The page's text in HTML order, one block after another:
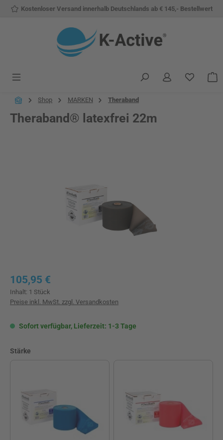
Zum Hauptinhalt springen
Kostenloser Versand innerhalb Deutschlands ab € 145,- Bestellwert
Du
Shop MARKEN Theraband
Theraband® latexfrei 22m
Regulärer Preis:
105,95 €
Inhalt: 1 Stück
Preise inkl. MwSt. zzgl. Versandkosten
Sofort verfügbar, Lieferzeit: 1-3 Tage
Stärke